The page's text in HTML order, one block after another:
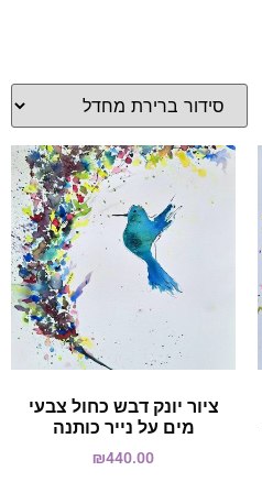
ציור יונק דבש כחול צבעי
מים על נייר כותנה
₪440.00